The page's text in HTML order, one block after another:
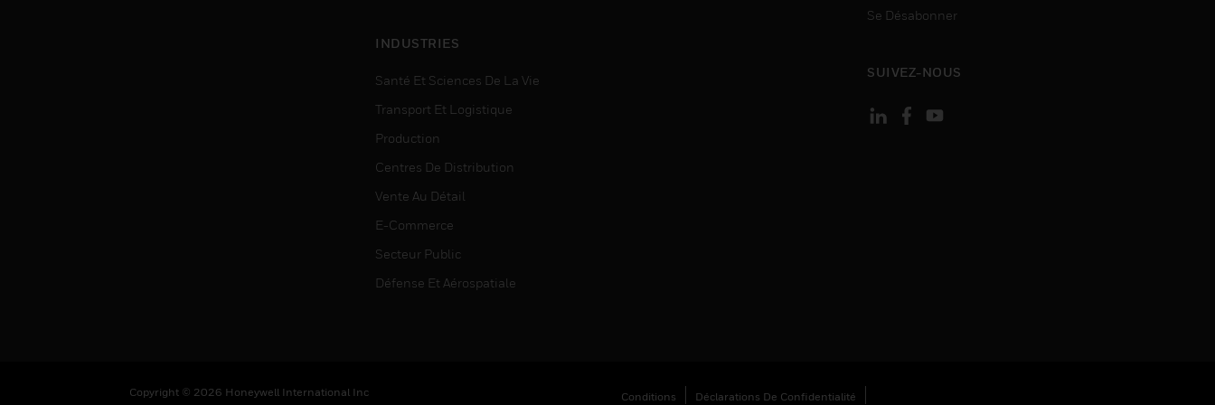
INDUSTRIES
Santé Et Sciences De La Vie
Transport Et Logistique
Production
Centres De Distribution
Vente Au Détail
E-Commerce
Secteur Public
Défense Et Aérospatiale
Se Désabonner
SUIVEZ-NOUS
Copyright © 2026 Honeywell International Inc Conditions Déclarations De Confidentialité